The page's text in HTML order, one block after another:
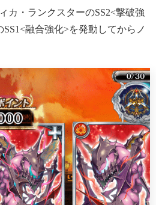
カ・ランクスターのSS2<撃破強
融合強化>を発動してからノ